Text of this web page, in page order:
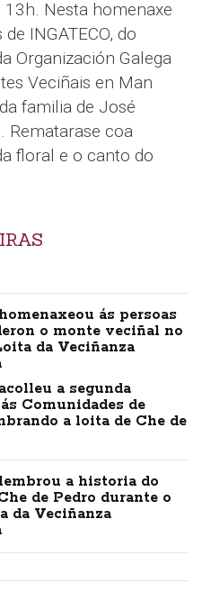
Nesta homenaxe
INGATECO, do
Organización Galega
Veciñais en Man
familia de José
Rematarase coa
floral e o canto do
ás persoas
o monte veciñal no
da Veciñanza
a segunda
Comunidades de
a loita de Che de
a historia do
de Pedro durante o
da Veciñanza